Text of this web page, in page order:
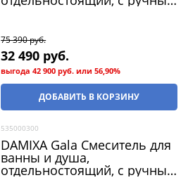
75 390 руб.
32 490 руб.
выгода42 900 руб. или56,90%
ДОБАВИТЬ В КОРЗИНУ
535000300
DAMIXA Gala Смеситель для
ванны и душа,
отдельностоящий, с ручным